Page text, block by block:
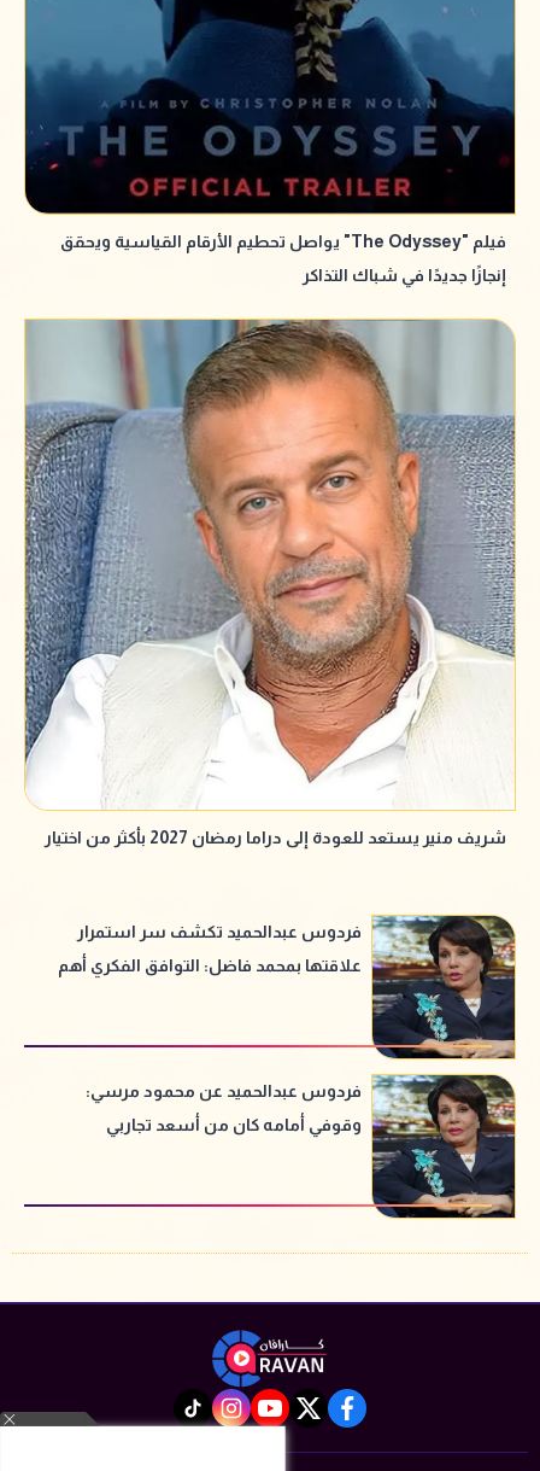
فيلم "The Odyssey" يواصل تحطيم الأرقام القياسية ويحقق
إنجازًا جديدًا في شباك التذاكر
شريف منير يستعد للعودة إلى دراما رمضان 2027 بأكثر من اختيار
فردوس عبدالحميد تكشف سر استمرار
علاقتها بمحمد فاضل: التوافق الفكري أهم
فردوس عبدالحميد عن محمود مرسي:
وقوفي أمامه كان من أسعد تجاربي
facebook
twitter
youtube
instagram
tiktok